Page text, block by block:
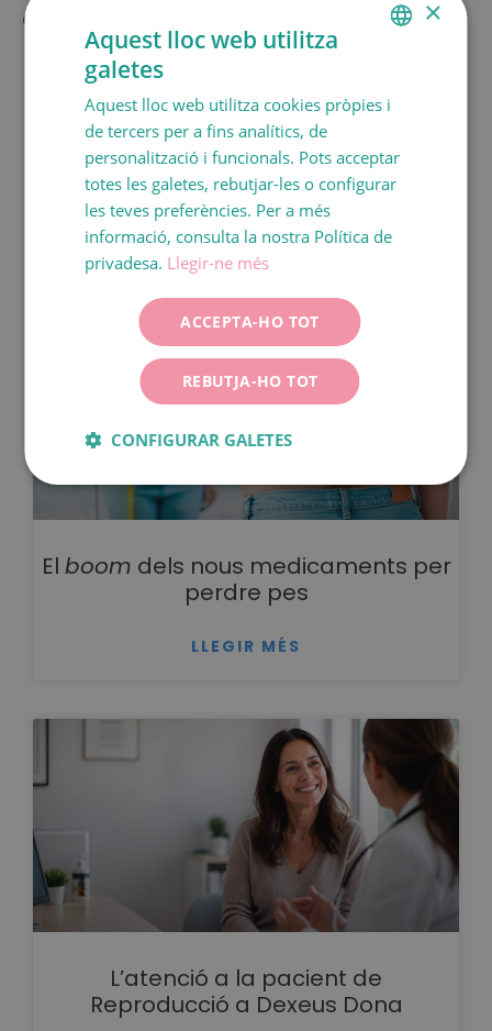
Quan has de consultar al metge:
Mareig
Dolor que no millora amb analgèsics
Malestar general
Vòmits
Febre
Dificultar per orinar
Contingut Relacionat
El boom dels nous medicaments per
perdre pes
LLEGIR MÉS
L’atenció a la pacient de
Reproducció a Dexeus Dona
CATALÀ
FRANÇAIS
×
Aquest lloc web utilitza
galetes
Aquest lloc web utilitza cookies pròpies i
de tercers per a fins analítics, de
personalització i funcionals. Pots acceptar
totes les galetes, rebutjar-les o configurar
les teves preferències. Per a més
informació, consulta la nostra Política de
privadesa. Llegir-ne més
ACCEPTA-HO TOT
REBUTJA-HO TOT
CONFIGURAR GALETES